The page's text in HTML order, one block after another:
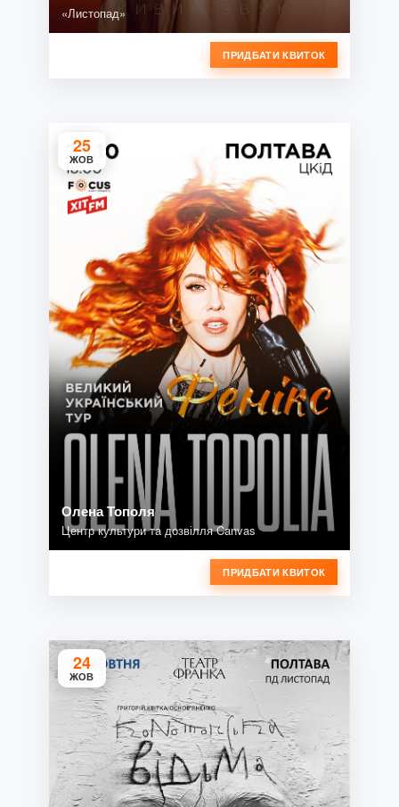
«Листопад»
ПРИДБАТИ КВИТОК
25
ЖОВ
Олена Тополя
Центр культури та дозвілля Canvas
ПРИДБАТИ КВИТОК
24
ЖОВ